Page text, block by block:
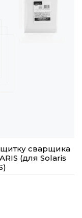
сварщика
(для Solaris